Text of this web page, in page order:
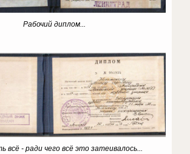
Рабочий диплом...
всё - ради чего всё это затеивалось...